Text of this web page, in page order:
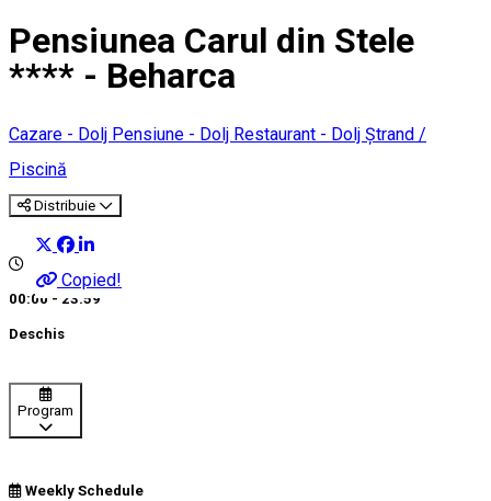
Pensiunea Carul din Stele
**** - Beharca
Cazare - Dolj Pensiune - Dolj Restaurant - Dolj Ștrand /
Piscină
Distribuie
Copied!
00:00 - 23:59
Deschis
Program
Weekly Schedule